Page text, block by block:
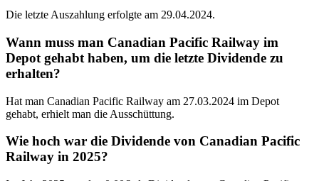
Die letzte Auszahlung erfolgte am 29.04.2024.
Wann muss man Canadian Pacific Railway im
Depot gehabt haben, um die letzte Dividende zu
erhalten?
Hat man Canadian Pacific Railway am 27.03.2024 im Depot
gehabt, erhielt man die Ausschüttung.
Wie hoch war die Dividende von Canadian Pacific
Railway in 2025?